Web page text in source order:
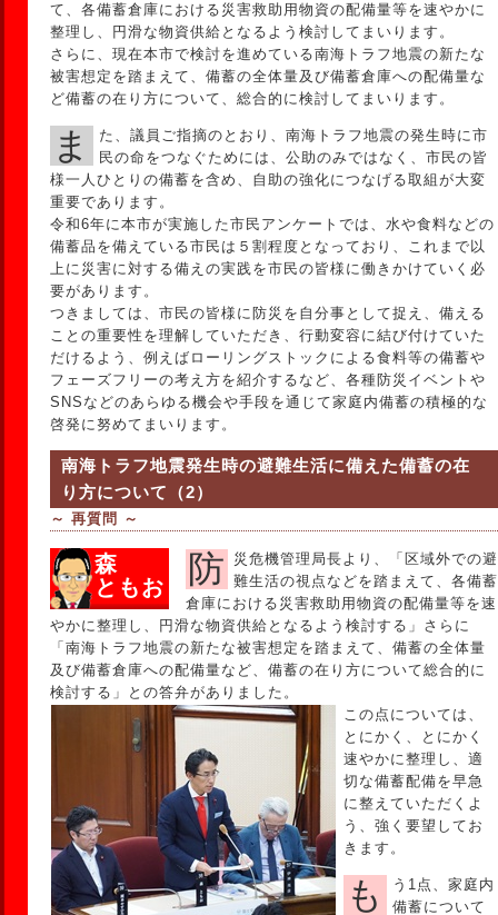
て、各備蓄倉庫における災害救助用物資の配備量等を速やかに
整理し、円滑な物資供給となるよう検討してまいります。
さらに、現在本市で検討を進めている南海トラフ地震の新たな
被害想定を踏まえて、備蓄の全体量及び備蓄倉庫への配備量な
ど備蓄の在り方について、総合的に検討してまいります。
また、議員ご指摘のとおり、南海トラフ地震の発生時に市
民の命をつなぐためには、公助のみではなく、市民の皆
様一人ひとりの備蓄を含め、自助の強化につなげる取組が大変
重要であります。
令和6年に本市が実施した市民アンケートでは、水や食料などの
備蓄品を備えている市民は５割程度となっており、これまで以
上に災害に対する備えの実践を市民の皆様に働きかけていく必
要があります。
つきましては、市民の皆様に防災を自分事として捉え、備える
ことの重要性を理解していただき、行動変容に結び付けていた
だけるよう、例えばローリングストックによる食料等の備蓄や
フェーズフリーの考え方を紹介するなど、各種防災イベントや
SNSなどのあらゆる機会や手段を通じて家庭内備蓄の積極的な
啓発に努めてまいります。
南海トラフ地震発生時の避難生活に備えた備蓄の在
り方について（2）
～ 再質問 ～
森
ともお
防災危機管理局長より、「区域外での避 難生活の視点などを踏まえて、各備蓄
倉庫における災害救助用物資の配備量等を速
やかに整理し、円滑な物資供給となるよう検討する」さらに
「南海トラフ地震の新たな被害想定を踏まえて、備蓄の全体量
及び備蓄倉庫への配備量など、備蓄の在り方について総合的に
検討する」との答弁がありました。
この点については、
とにかく、とにかく
速やかに整理し、適
切な備蓄配備を早急
に整えていただくよ
う、強く要望してお
きます。
もう1点、家庭内 備蓄について